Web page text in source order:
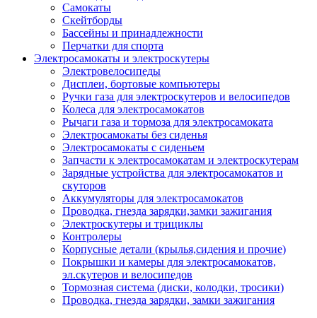
Самокаты
Скейтборды
Бассейны и принадлежности
Перчатки для спорта
Электросамокаты и электроскутеры
Электровелосипеды
Дисплеи, бортовые компьютеры
Ручки газа для электроскутеров и велосипедов
Колеса для электросамокатов
Рычаги газа и тормоза для электросамоката
Электросамокаты без сиденья
Электросамокаты с сиденьем
Запчасти к электросамокатам и электроскутерам
Зарядные устройства для электросамокатов и
скуторов
Аккумуляторы для электросамокатов
Проводка, гнезда зарядки,замки зажигания
Электроскутеры и трициклы
Контролеры
Корпусные детали (крылья,сидения и прочие)
Покрышки и камеры для электросамокатов,
эл.скутеров и велосипедов
Тормозная система (диски, колодки, тросики)
Проводка, гнезда зарядки, замки зажигания